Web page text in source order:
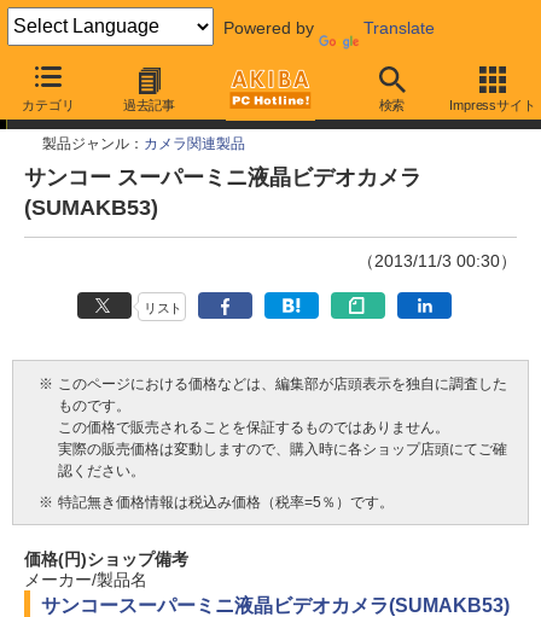
Powered by Translate
カテゴリ 過去記事 検索 Impressサイト
今週見つけた新製品
製品ジャンル： カメラ関連製品
サンコー スーパーミニ液晶ビデオカメラ
(SUMAKB53)
（2013/11/3 00:30）
リスト
※ このページにおける価格などは、編集部が店頭表示を独自に調査した
ものです。
この価格で販売されることを保証するものではありません。
実際の販売価格は変動しますので、購入時に各ショップ店頭にてご確
認ください。
※ 特記無き価格情報は税込み価格（税率=5％）です。
価格(円)ショップ備考
メーカー/製品名
サンコースーパーミニ液晶ビデオカメラ(SUMAKB53)